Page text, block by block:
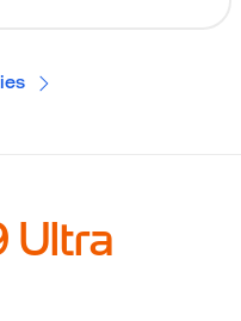
Ultra